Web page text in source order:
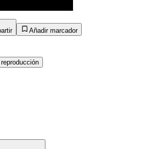
Añadir marcador